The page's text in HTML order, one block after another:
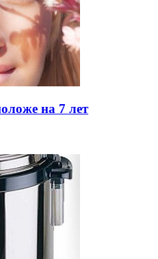
на 7 лет